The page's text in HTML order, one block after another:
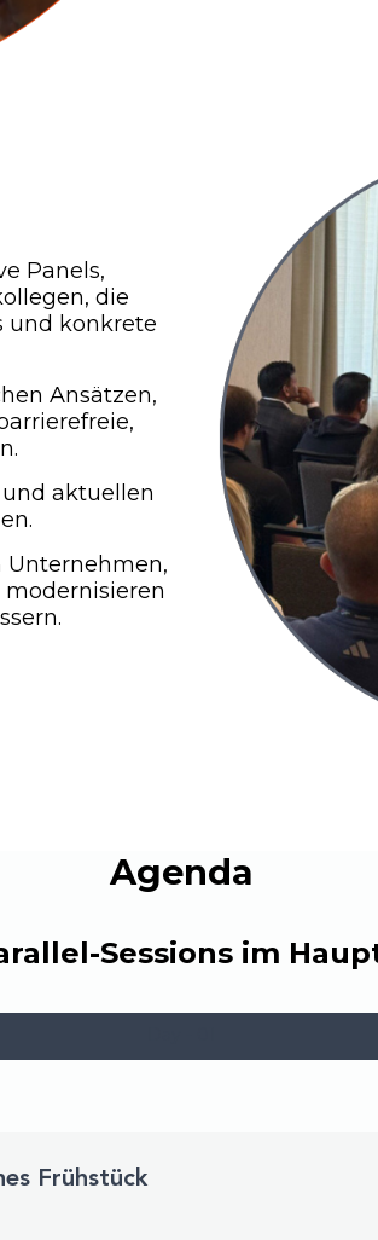
Panels,
die
und konkrete
Ansätzen,
aktuellen
Unternehmen,
Agenda
Sessions im
Frühstück